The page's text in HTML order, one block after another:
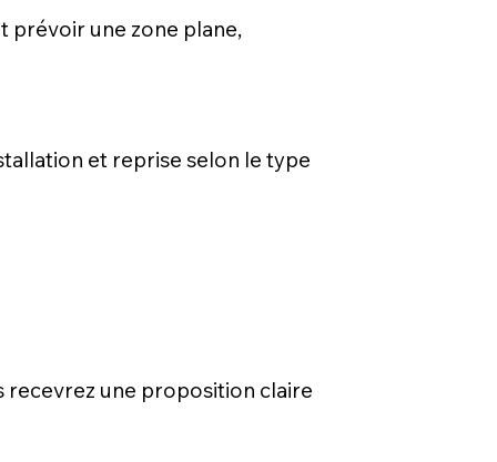
prévoir une zone plane,
et reprise selon le type
recevrez une proposition claire